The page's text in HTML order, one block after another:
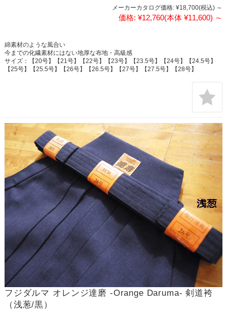
メーカーカタログ価格: ¥18,700(税込) ～
価格: ¥12,760(本体 ¥11,600) ～
綿素材のような風合い
今までの化繊素材にはない地厚な布地・高級感
サイズ：【20号】【21号】【22号】【23号】【23.5号】【24号】【24.5号】
【25号】【25.5号】【26号】【26.5号】【27号】【27.5号】【28号】
フジダルマ オレンジ達磨 -Orange Daruma- 剣道袴
（浅葱/黒）